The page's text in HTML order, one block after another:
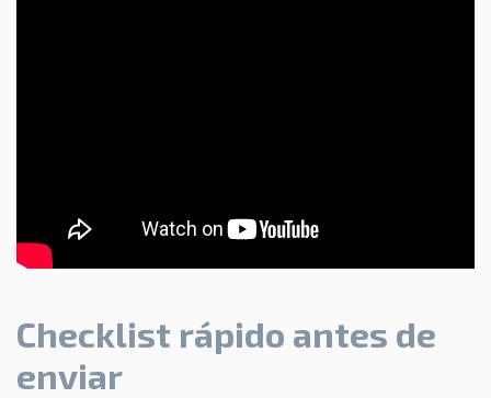
Checklist rápido antes de
enviar